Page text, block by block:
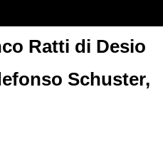
Ratti di Desio
Schuster,